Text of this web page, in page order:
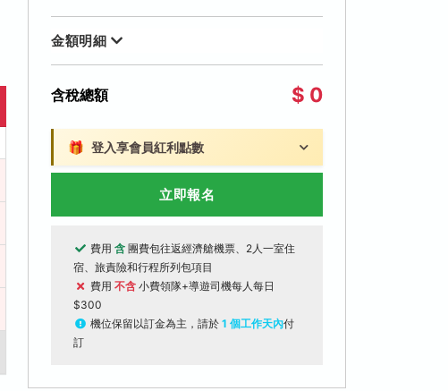
金額明細
含稅總額 $ 0
🎁 登入享會員紅利點數
立即報名
費用 含 團費包往返經濟艙機票、2人一室住
宿、旅責險和行程所列包項目
費用 不含 小費領隊+導遊司機每人每日
$300
機位保留以訂金為主，請於 1 個工作天內付
訂